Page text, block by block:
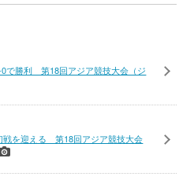
で勝利 第18回アジア競技大会（ジ
戦を迎える 第18回アジア競技大会